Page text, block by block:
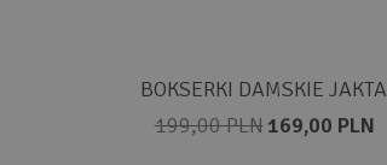
BOKSERKI DAMSKIE JAKTA
199,00 PLN 169,00 PLN